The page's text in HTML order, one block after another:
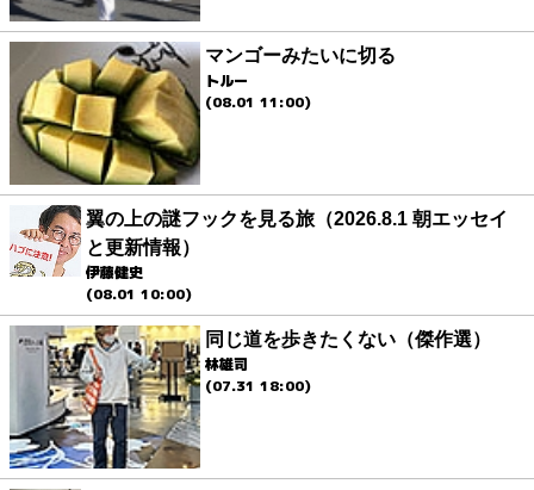
マンゴーみたいに切る
トルー
(08.01 11:00)
翼の上の謎フックを見る旅（2026.8.1 朝エッセイ
と更新情報）
伊藤健史
(08.01 10:00)
同じ道を歩きたくない（傑作選）
林雄司
(07.31 18:00)